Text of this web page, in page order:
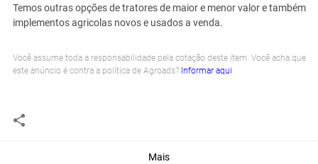
Temos outras opções de tratores de maior e menor valor e também
implementos agricolas novos e usados a venda.
Você assume toda a responsabilidade pela cotação deste item. Você acha que
este anúncio é contra a política de Agroads? Informar aqui
Mais